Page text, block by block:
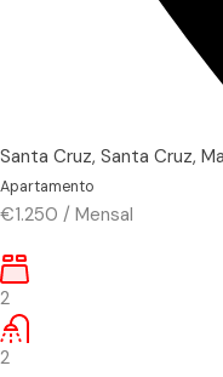
Santa Cruz, Santa Cruz,
Apartamento
€1.250 / Mensal
2
2